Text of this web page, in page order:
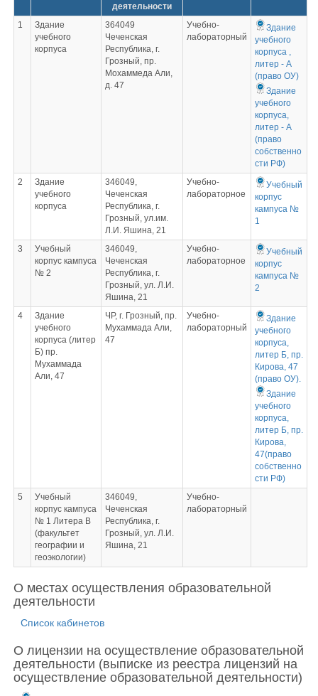
деятельности
1
Здание
учебного
корпуса
364049
Чеченская
Республика, г.
Грозный, пр.
Мохаммеда Али,
д. 47
Учебно-
лабораторный
Здание
учебного
корпуса ,
литер - А
(право ОУ)
Здание
учебного
корпуса,
литер - А
(право
собственно
сти РФ)
2
Здание
учебного
корпуса
346049,
Чеченская
Республика, г.
Грозный, ул.им.
Л.И. Яшина, 21
Учебно-
лабораторное
Учебный
корпус
кампуса №
1
3
Учебный
корпус кампуса
№ 2
346049,
Чеченская
Республика, г.
Грозный, ул. Л.И.
Яшина, 21
Учебно-
лабораторное
Учебный
корпус
кампуса №
2
4
Здание
учебного
корпуса (литер
Б) пр.
Мухаммада
Али, 47
ЧР, г. Грозный, пр.
Мухаммада Али,
47
Учебно-
лабораторный
Здание
учебного
корпуса,
литер Б, пр.
Кирова, 47
(право ОУ).
Здание
учебного
корпуса,
литер Б, пр.
Кирова,
47(право
собственно
сти РФ)
5
Учебный
корпус кампуса
№ 1 Литера В
(факультет
географии и
геоэкологии)
346049,
Чеченская
Республика, г.
Грозный, ул. Л.И.
Яшина, 21
Учебно-
лабораторный
О местах осуществления образовательной
деятельности
Список кабинетов
О лицензии на осуществление образовательной
деятельности (выписке из реестра лицензий на
осуществление образовательной деятельности)